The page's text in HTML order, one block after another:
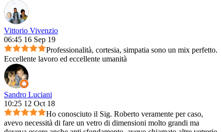
Vittorio Vivenzio
06:45 16 Sep 19
Professionalità, cortesia, simpatia sono un mix perfetto.
Eccellente lavoro ed eccellente umanità
Sandro Luciani
10:25 12 Oct 18
Ho conosciuto il Sig. Roberto veramente per caso,
avevo necessità di fare un vetro di dimensioni molto grandi ma